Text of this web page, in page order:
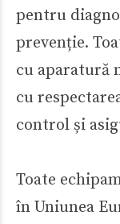
pentru
prevenție.
cu aparatură
cu
control și
Toate
în Uniunea